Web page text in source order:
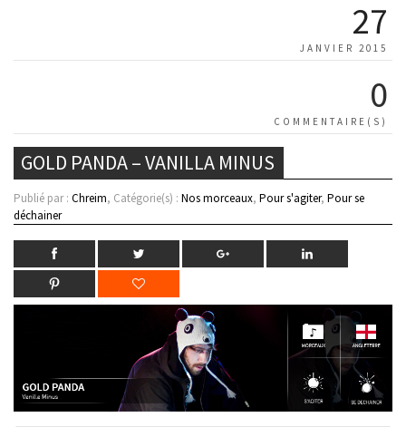
27
JANVIER 2015
0
COMMENTAIRE(S)
GOLD PANDA – VANILLA MINUS
Publié par : Chreim, Catégorie(s) : Nos morceaux, Pour s'agiter, Pour se
déchainer